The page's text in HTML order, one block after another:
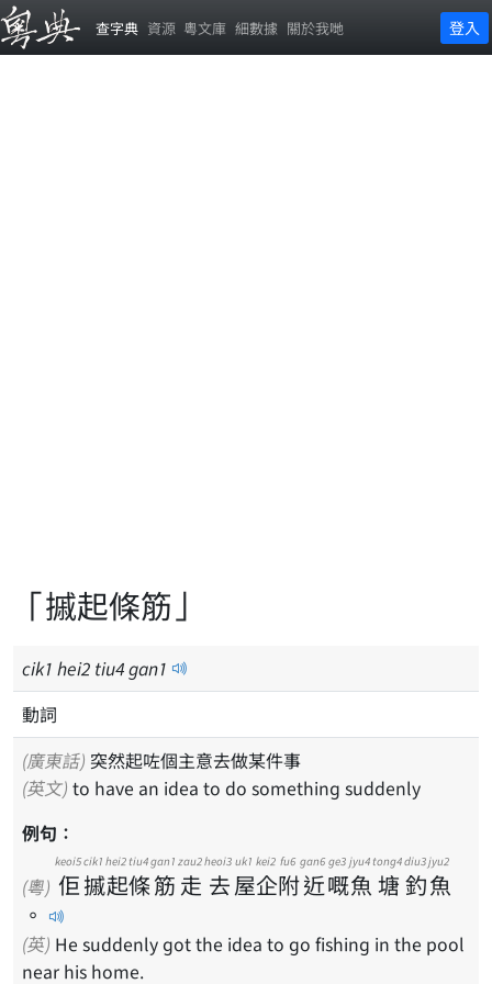
查字典 資源 粵文庫 細數據 關於我哋 登入
「摵起條筋」
cik1 hei2 tiu4gan1
動詞
(廣東話) 突然起咗個主意去做某件事
(英文) to have an idea to do something suddenly
例句：
(粵) 佢
keoi5
摵
cik1
起
hei2
條
tiu4
筋
gan1
走
zau2
去
heoi3
屋
uk1
企
kei2
附
fu6
近
gan6
嘅
ge3
魚
jyu4
塘
tong4
釣
diu3
魚
jyu2
。
(英) He suddenly got the idea to go fishing in the pool
near his home.